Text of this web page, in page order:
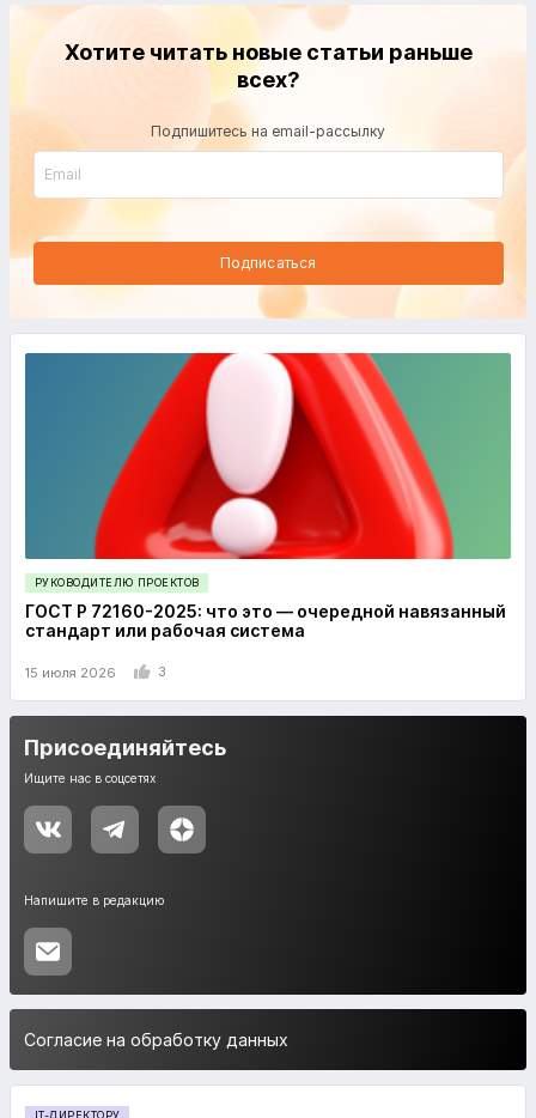
Хотите читать новые статьи раньше
всех?
Подпишитесь на email-рассылку
Подписаться
РУКОВОДИТЕЛЮ ПРОЕКТОВ
ГОСТ Р 72160-2025: что это — очередной навязанный
стандарт или рабочая система
15 июля 2026 3
Присоединяйтесь
Ищите нас в соцсетях
Напишите в редакцию
Согласие на обработку данных
IT-ДИРЕКТОРУ